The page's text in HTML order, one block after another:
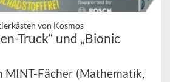
von Kosmos
Truck“ und „Bionic
MINT-Fächer (Mathematik,